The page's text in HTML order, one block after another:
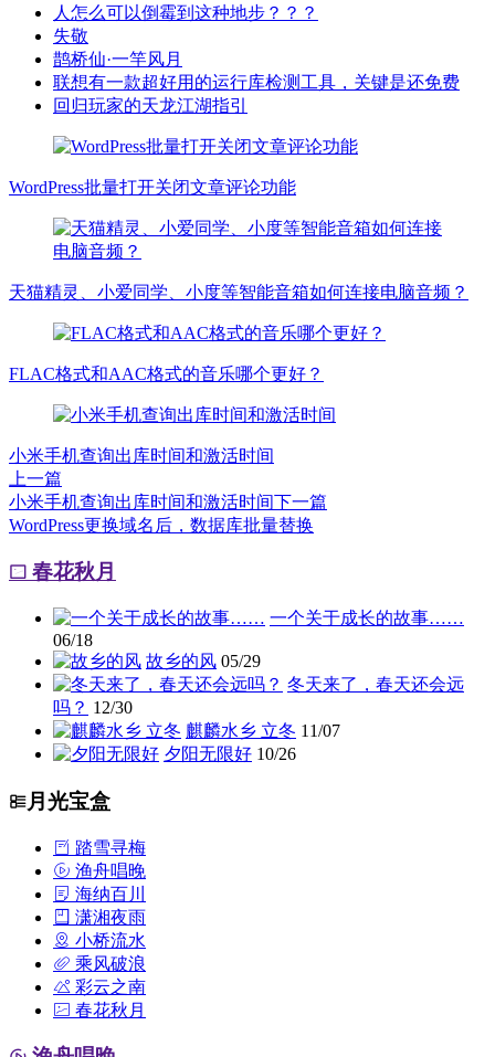
人怎么可以倒霉到这种地步？？？
失敬
鹊桥仙·一竿风月
联想有一款超好用的运行库检测工具，关键是还免费
回归玩家的天龙江湖指引
WordPress批量打开关闭文章评论功能
天猫精灵、小爱同学、小度等智能音箱如何连接电脑音频？
FLAC格式和AAC格式的音乐哪个更好？
小米手机查询出库时间和激活时间
上一篇
小米手机查询出库时间和激活时间下一篇
WordPress更换域名后，数据库批量替换
春花秋月
一个关于成长的故事……
06/18
故乡的风 05/29
冬天来了，春天还会远
吗？ 12/30
麒麟水乡 立冬 11/07
夕阳无限好 10/26
月光宝盒
踏雪寻梅
渔舟唱晚
海纳百川
潇湘夜雨
小桥流水
乘风破浪
彩云之南
春花秋月